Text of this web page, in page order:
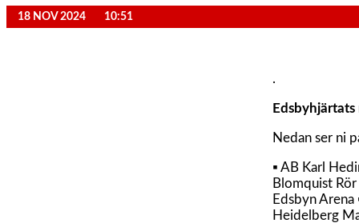
18 NOV 2024 10:51
.
Nedan ser ni
▪ AB Karl
Blomquist
Edsbyn
Heidelberg